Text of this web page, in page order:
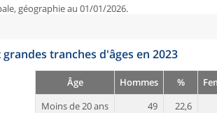
géographie au 01/01/2026.
tranches d'âges en 2023
Âge Hommes %
Moins de 20 ans
49 22,6